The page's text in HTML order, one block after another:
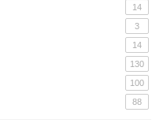
14
3
14
130
100
88